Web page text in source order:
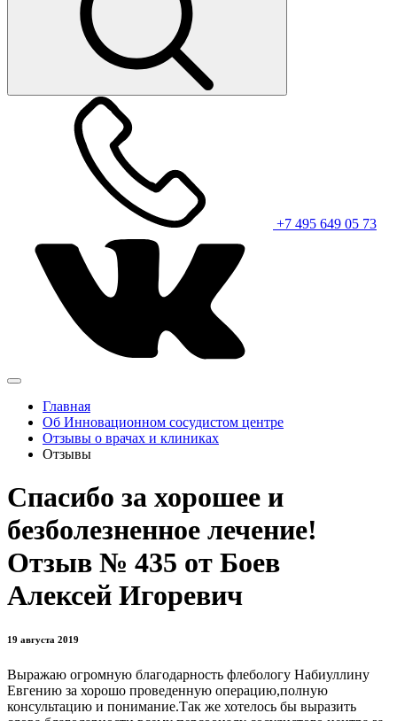
+7 495 649 05 73
Главная
Об Инновационном сосудистом центре
Отзывы о врачах и клиниках
Отзывы
Спасибо за хорошее и
безболезненное лечение!
Отзыв № 435 от Боев
Алексей Игоревич
19 августа 2019
Выражаю огромную благодарность флебологу Набиуллину
Евгению за хорошо проведенную операцию,полную
консультацию и понимание.Так же хотелось бы выразить